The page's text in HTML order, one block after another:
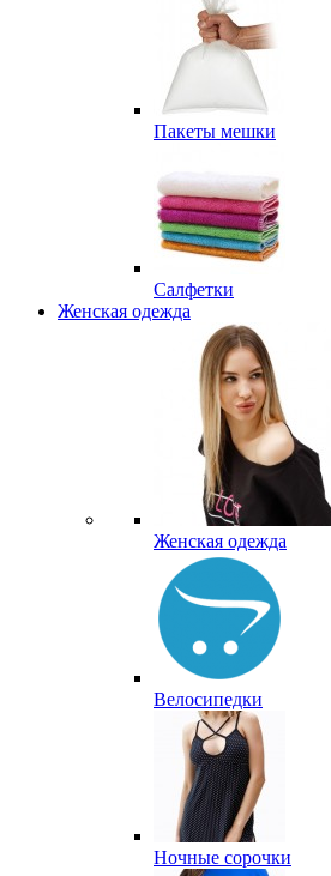
Пакеты мешки
Салфетки
Женская одежда
Женская одежда
Велосипедки
Ночные сорочки